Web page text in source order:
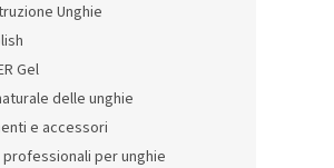
Unghie
Gel
delle unghie
e accessori
per unghie